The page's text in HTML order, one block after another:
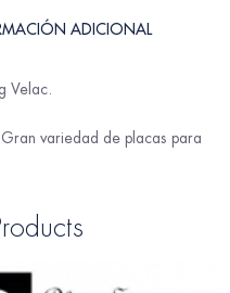
ADICIONAL
Velac.
variedad de placas para